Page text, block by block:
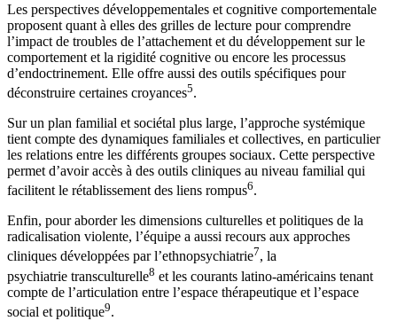
Les perspectives développementales et cognitive comportementale
proposent quant à elles des grilles de lecture pour comprendre
l’impact de troubles de l’attachement et du développement sur le
comportement et la rigidité cognitive ou encore les processus
d’endoctrinement. Elle offre aussi des outils spécifiques pour
déconstruire certaines croyances5.
Sur un plan familial et sociétal plus large, l’approche systémique
tient compte des dynamiques familiales et collectives, en particulier
les relations entre les différents groupes sociaux. Cette perspective
permet d’avoir accès à des outils cliniques au niveau familial qui
facilitent le rétablissement des liens rompus6.
Enfin, pour aborder les dimensions culturelles et politiques de la
radicalisation violente, l’équipe a aussi recours aux approches
cliniques développées par l’ethnopsychiatrie7, la
psychiatrie transculturelle8 et les courants latino-américains tenant
compte de l’articulation entre l’espace thérapeutique et l’espace
social et politique9.